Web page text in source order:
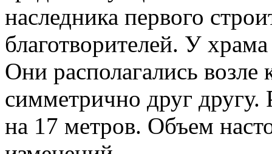
наследника первого
благотворителей. У
Они располагались возле
симметрично друг другу.
на 17 метров. Объем